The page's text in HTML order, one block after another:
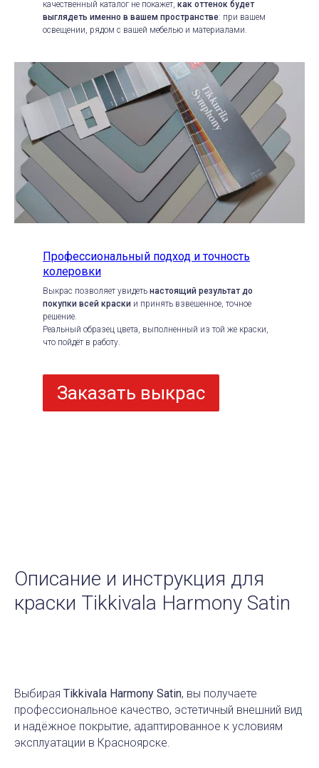
качественный каталог не покажет, как оттенок будет
выглядеть именно в вашем пространстве: при вашем
освещении, рядом с вашей мебелью и материалами.
Профессиональный подход и точность
колеровки
Выкрас позволяет увидеть настоящий результат до
покупки всей краски и принять взвешенное, точное
решение.
Реальный образец цвета, выполненный из той же краски,
что пойдёт в работу.
Заказать выкрас
Описание и инструкция для
краски Tikkivala Harmony Satin
Выбирая Tikkivala Harmony Satin, вы получаете
профессиональное качество, эстетичный внешний вид
и надёжное покрытие, адаптированное к условиям
эксплуатации в Красноярске.